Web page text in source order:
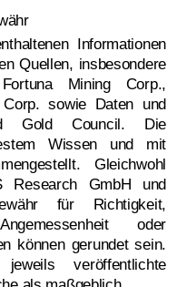
Informationen
Quellen, insbesondere
Mining Corp.,
sowie Daten und
Gold Council. Die
Wissen und mit
Gleichwohl
Research GmbH und
für Richtigkeit,
oder
können gerundet sein.
veröffentlichte